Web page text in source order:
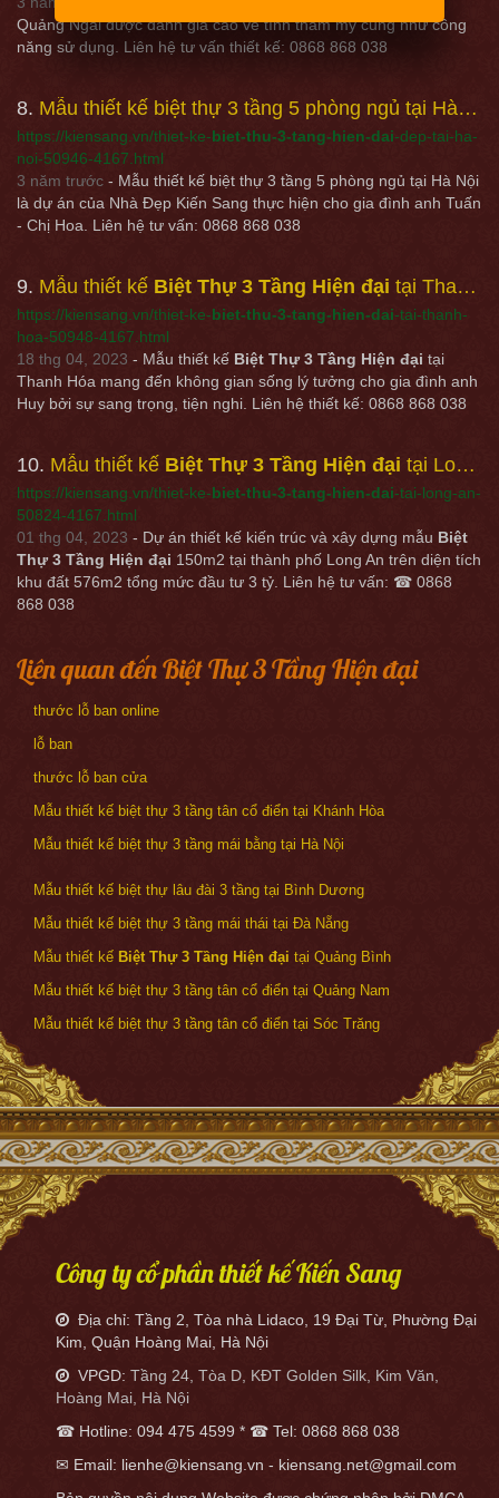
Quảng Ngãi được đánh giá cao về tính thẩm mỹ cũng như công
năng sử dụng. Liên hệ tư vấn thiết kế: 0868 868 038
8 Mẫu thiết kế biệt thự 3 tầng 5 phòng ngủ tại Hà Nội - Kiensang.vn
https://kiensang.vn/thiet-ke-biet-thu-3-tang-hien-dai-dep-tai-ha-
noi-50946-4167.html
3 năm trước - Mẫu thiết kế biệt thự 3 tầng 5 phòng ngủ tại Hà Nội
là dự án của Nhà Đẹp Kiến Sang thực hiện cho gia đình anh Tuấn
- Chị Hoa. Liên hệ tư vấn: 0868 868 038
9 Mẫu thiết kế Biệt Thự 3 Tầng Hiện đại tại Thanh Hóa - Kiensang.vn
https://kiensang.vn/thiet-ke-biet-thu-3-tang-hien-dai-tai-thanh-
hoa-50948-4167.html
18 thg 04, 2023 - Mẫu thiết kế Biệt Thự 3 Tầng Hiện đại tại
Thanh Hóa mang đến không gian sống lý tưởng cho gia đình anh
Huy bởi sự sang trọng, tiện nghi. Liên hệ thiết kế: 0868 868 038
10 Mẫu thiết kế Biệt Thự 3 Tầng Hiện đại tại Long An - Kiensang.vn
https://kiensang.vn/thiet-ke-biet-thu-3-tang-hien-dai-tai-long-an-
50824-4167.html
01 thg 04, 2023 - Dự án thiết kế kiến trúc và xây dựng mẫu Biệt
Thự 3 Tầng Hiện đại 150m2 tại thành phố Long An trên diện tích
khu đất 576m2 tổng mức đầu tư 3 tỷ. Liên hệ tư vấn: ☎ 0868
868 038
Liên quan đến Biệt Thự 3 Tầng Hiện đại
thước lỗ ban online
lỗ ban
thước lỗ ban cửa
Mẫu thiết kế biệt thự 3 tầng tân cổ điển tại Khánh Hòa
Mẫu thiết kế biệt thự 3 tầng mái bằng tại Hà Nội
Mẫu thiết kế biệt thự lâu đài 3 tầng tại Bình Dương
Mẫu thiết kế biệt thự 3 tầng mái thái tại Đà Nẵng
Mẫu thiết kế Biệt Thự 3 Tầng Hiện đại tại Quảng Bình
Mẫu thiết kế biệt thự 3 tầng tân cổ điển tại Quảng Nam
Mẫu thiết kế biệt thự 3 tầng tân cổ điển tại Sóc Trăng
Công ty cổ phần thiết kế Kiến Sang
Địa chỉ: Tầng 2, Tòa nhà Lidaco, 19 Đại Từ, Phường Đại
Kim, Quận Hoàng Mai, Hà Nội
VPGD: Tầng 24, Tòa D, KĐT Golden Silk, Kim Văn,
Hoàng Mai, Hà Nội
☎ Hotline: 094 475 4599 * ☎ Tel: 0868 868 038
✉ Email: lienhe@kiensang.vn - kiensang.net@gmail.com